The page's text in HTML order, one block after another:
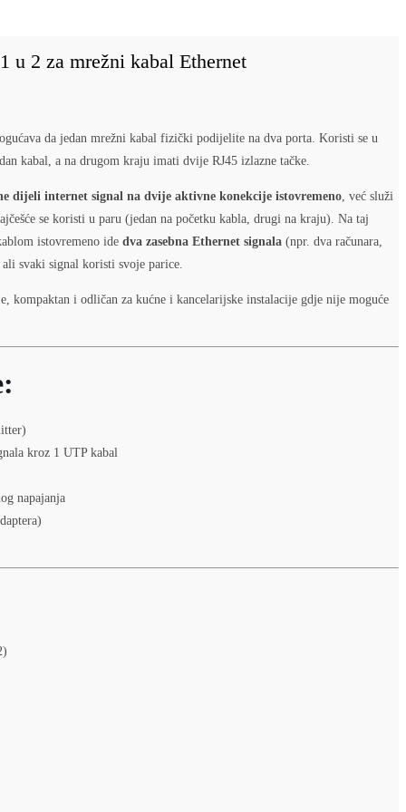
u 2 za mrežni kabal Ethernet
da jedan mrežni kabal fizički podijelite na dva porta. Koristi se u
kabal, a na drugom kraju imati dvije RJ45 izlazne tačke.
dijeli internet signal na dvije aktivne konekcije istovremeno, već služi
se koristi u paru (jedan na početku kabla, drugi na kraju). Na taj
istovremeno ide dva zasebna Ethernet signala(npr. dva računara,
svaki signal koristi svoje parice.
kompaktan i odličan za kućne i kancelarijske instalacije gdje nije moguće
kroz 1 UTP kabal
napajanja